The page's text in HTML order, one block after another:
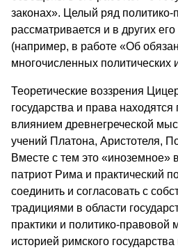
законах». Целый ряд
рассматривается и в других
(например, в работе «Об
многочисленных политических
Теоретические воззрения
государства и права
влиянием древнегреческой
учений Платона, Аристотеля,
Вместе с тем это «иноземное»
патриот Рима и практический
соединить и согласовать с
традициями в области
практики и политико-
историей римского